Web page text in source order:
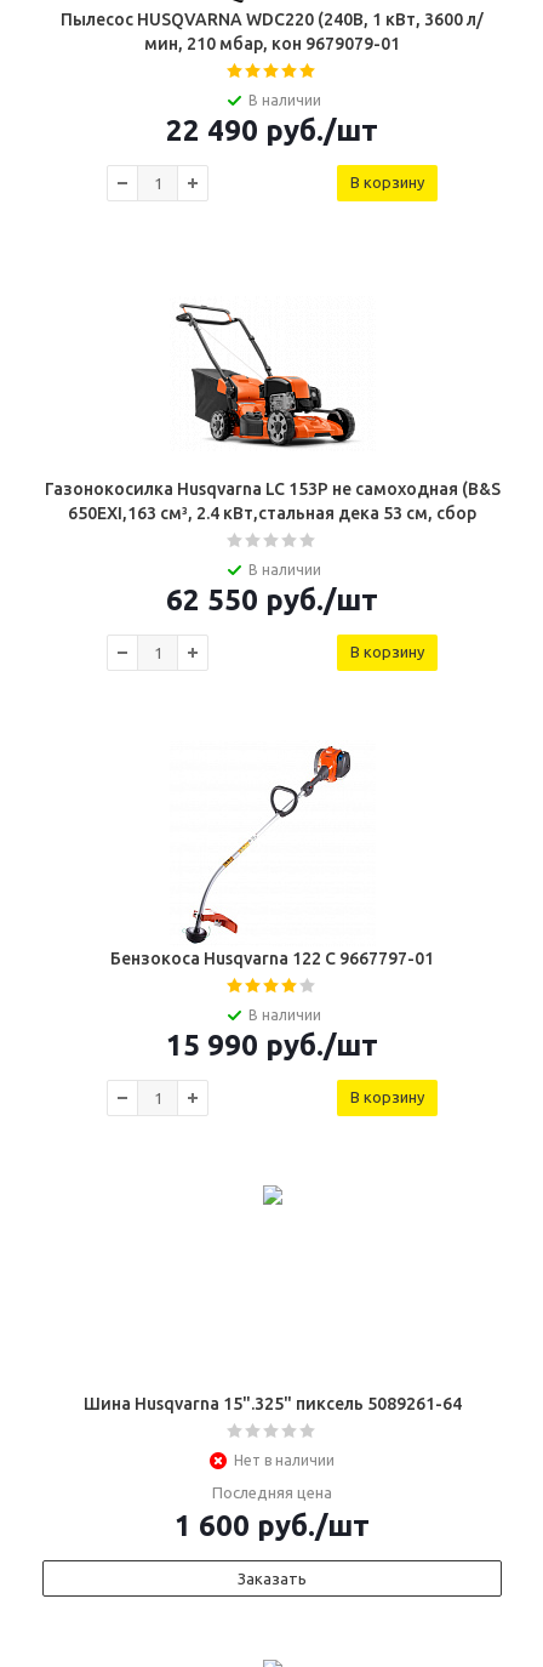
Пылесос HUSQVARNA WDC220 (240В, 1 кВт, 3600 л/
мин, 210 мбар, кон 9679079-01
В наличии
22 490 руб./шт
В корзину
Газонокосилка Husqvarna LC 153P не самоходная (B&S
650EXI,163 см³, 2.4 кВт,стальная дека 53 cм, сбор
В наличии
62 550 руб./шт
В корзину
Бензокоса Husqvarna 122 С 9667797-01
В наличии
15 990 руб./шт
В корзину
Шина Husqvarna 15".325" пиксель 5089261-64
Нет в наличии
Последняя цена
1 600 руб./шт
Заказать